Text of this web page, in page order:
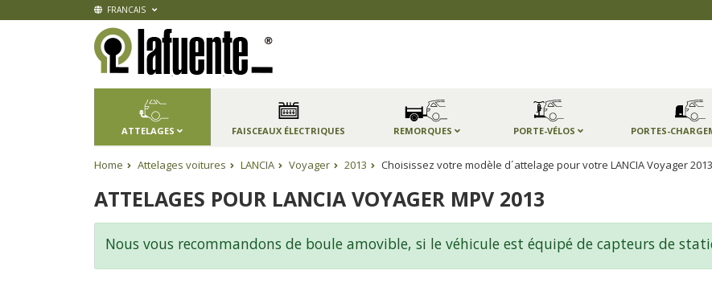
FRANCAIS
ATTELAGES FAISCEAUX ÉLECTRIQUES REMORQUES PORTE-VÉLOS PORTES-
Home Attelages voitures LANCIA Voyager 2013 Choisissez votre modèle d´attelage pour votre LANCIA Voyager 2013
ATTELAGES POUR LANCIA VOYAGER MPV 2013
Nous vous recommandons de boule amovible, si le véhicule est équipé de capteurs de